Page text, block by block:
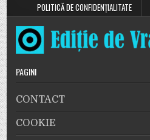
POLITICĂ DE CONFIDENȚIALITATE
PAGINI
CONTACT
COOKIE